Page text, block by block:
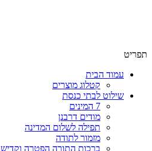
תפריט
עמוד הבית
קטלוג מוצרים
שילוט לבתי כנסת
7 המינים
מודים דרבנן
תפילה לשלום המדינה
מזמור לתודה
ברכות התורה הפטרה וקדיש